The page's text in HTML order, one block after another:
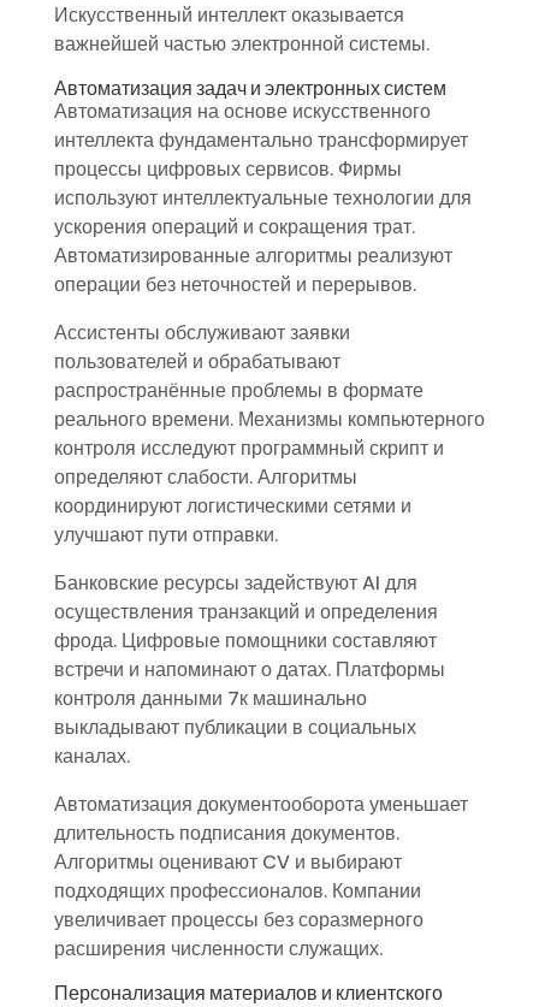
Искусственный интеллект оказывается
важнейшей частью электронной системы.
Автоматизация задач и электронных систем
Автоматизация на основе искусственного
интеллекта фундаментально трансформирует
процессы цифровых сервисов. Фирмы
используют интеллектуальные технологии для
ускорения операций и сокращения трат.
Автоматизированные алгоритмы реализуют
операции без неточностей и перерывов.
Ассистенты обслуживают заявки
пользователей и обрабатывают
распространённые проблемы в формате
реального времени. Механизмы компьютерного
контроля исследуют программный скрипт и
определяют слабости. Алгоритмы
координируют логистическими сетями и
улучшают пути отправки.
Банковские ресурсы задействуют AI для
осуществления транзакций и определения
фрода. Цифровые помощники составляют
встречи и напоминают о датах. Платформы
контроля данными 7к машинально
выкладывают публикации в социальных
каналах.
Автоматизация документооборота уменьшает
длительность подписания документов.
Алгоритмы оценивают CV и выбирают
подходящих профессионалов. Компании
увеличивает процессы без соразмерного
расширения численности служащих.
Персонализация материалов и клиентского